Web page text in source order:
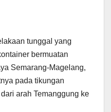
tunggal yang
bermuatan
Semarang-Magelang,
pada tikungan
arah Temanggung ke